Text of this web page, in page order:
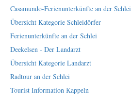
Casamundo-Ferienunterkünfte an der Schlei
Übersicht Kategorie Schleidörfer
Ferienunterkünfte an der Schlei
Deekelsen - Der Landarzt
Übersicht Kategorie Landarzt
Radtour an der Schlei
Tourist Information Kappeln